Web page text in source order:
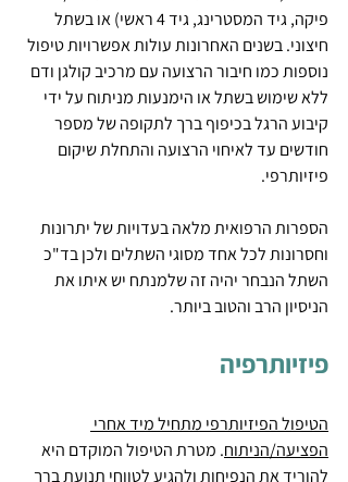
פיקה, גיד המסטרינג, גיד 4 ראשי) או בשתל
חיצוני. בשנים האחרונות עולות אפשרויות טיפול
נוספות כמו חיבור הרצועה עם מרכיב קולגן ודם
ללא שימוש בשתל או הימנעות מניתוח על ידי
קיבוע הרגל בכיפוף ברך לתקופה של מספר
חודשים עד לאיחוי הרצועה והתחלת שיקום
פיזיותרפי.
הספרות הרפואית מלאה בעדויות של יתרונות
וחסרונות לכל אחד מסוגי השתלים ולכן בד"כ
השתל הנבחר יהיה זה שלמנתח יש איתו את
הניסיון הרב והטוב ביותר.
פיזיותרפיה
הטיפול הפיזיותרפי מתחיל מיד אחרי
הפציעה/הניתוח. מטרת הטיפול המוקדם היא
להוריד את הנפיחות ולהגיע לטווחי תנועת ברך